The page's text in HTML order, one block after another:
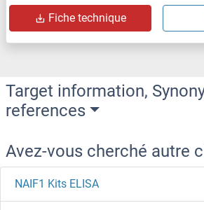
Fiche technique
Target information,
references
Avez-vous cherché autre
NAIF1 Kits ELISA